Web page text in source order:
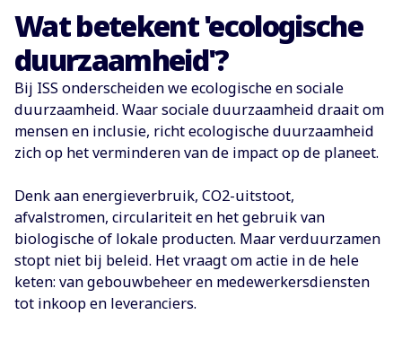
Wat betekent 'ecologische
duurzaamheid'?
Bij ISS onderscheiden we ecologische en sociale
duurzaamheid. Waar sociale duurzaamheid draait om
mensen en inclusie, richt ecologische duurzaamheid
zich op het verminderen van de impact op de planeet.
Denk aan energieverbruik, CO2-uitstoot,
afvalstromen, circulariteit en het gebruik van
biologische of lokale producten. Maar verduurzamen
stopt niet bij beleid. Het vraagt om actie in de hele
keten: van gebouwbeheer en medewerkersdiensten
tot inkoop en leveranciers.